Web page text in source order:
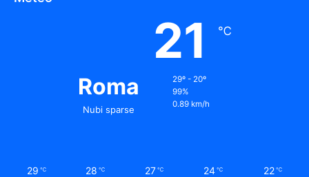
Roma
Nubi sparse
21 ℃
29º - 20º
99%
0.89 km/h
29 ℃ 28 ℃ 27 ℃ 24 ℃ 22 ℃